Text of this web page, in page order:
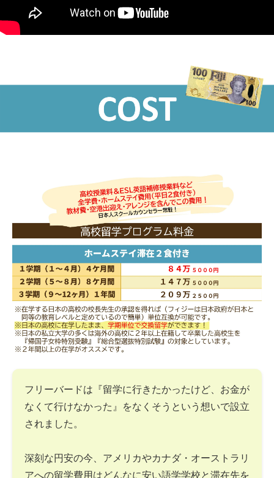
フリーバードは『留学に行きたかったけど、お金が
なくて行けなかった』をなくそうという想いで設立
されました。
深刻な円安の今、アメリカやカナダ・オーストラリ
アへの留学費用はどんなに安い語学学校と滞在先を